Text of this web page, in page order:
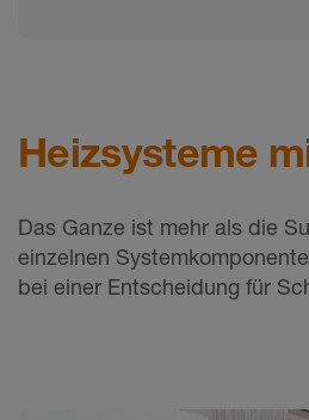
Heizsysteme
Das Ganze ist mehr als die
einzelnen
bei einer Entscheidung für